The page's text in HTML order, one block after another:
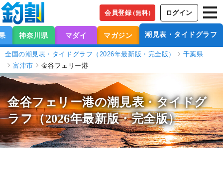
会員登録（無料） ログイン
神奈川県 マダイ マガジン 潮見表・タイドグラフ
全国の潮見表・タイドグラフ（2026年最新版・完全版）
千葉県
富津市
金谷フェリー港
金谷フェリー港の潮見表・タイドグ
ラフ（2026年最新版・完全版）